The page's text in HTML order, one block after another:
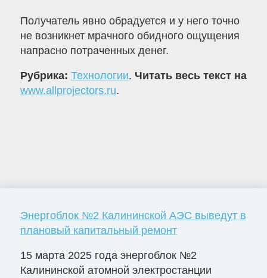
Получатель явно обрадуется и у него точно
не возникнет мрачного обидного ощущения
напрасно потраченных денег.
Рубрика: Технологии. Читать весь текст на
www.allprojectors.ru.
Энергоблок №2 Калининской АЭС выведут в
плановый капитальный ремонт
15 марта 2025 года энергоблок №2
Калининской атомной электростанции